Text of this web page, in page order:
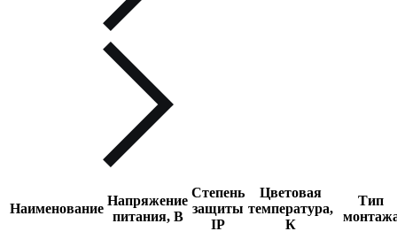
Наименование
Напряжение
питания, В
Степень
защиты
IP
Цветовая
температура,
К
Тип